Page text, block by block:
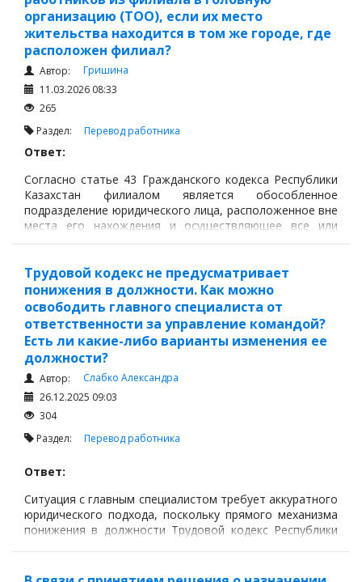
организацию (ТОО), если их место
жительства находится в том же городе, где
расположен филиал?
Автор:
Гришина
11.03.2026 08:33
265
Раздел: Перевод работника
Ответ:
Согласно статье 43 Гражданского кодекса Республики
Казахстан филиалом является обособленное
подразделение юридического лица, расположенное вне
места его нахождения и осуществляющее все или
часть его функций.
Трудовой кодекс не предусматривает
понижения в должности. Как можно
освободить главного специалиста от
ответственности за управление командой?
Есть ли какие-либо варианты изменения ее
должности?
Автор:
Слабко Александра
26.12.2025 09:03
304
Раздел: Перевод работника
Ответ:
Ситуация с главным специалистом требует аккуратного
юридического подхода, поскольку прямого механизма
понижения в должности Трудовой кодекс Республики